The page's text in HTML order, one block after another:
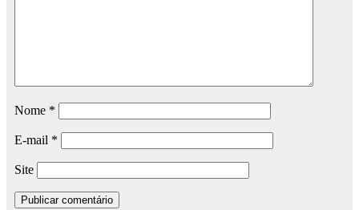
Nome *
E-mail *
Site